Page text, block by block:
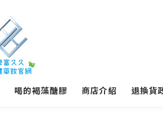
喝的褐藻醣膠 商店介紹 退換貨